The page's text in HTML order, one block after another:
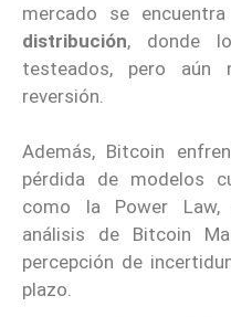
mercado se
distribución, donde
testeados, pero aún
reversión.
Además, Bitcoin
pérdida de modelos
como la Power Law,
análisis de Bitcoin
percepción de
plazo.